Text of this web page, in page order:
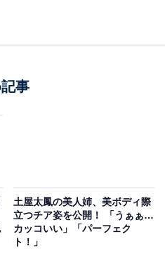
事
土屋太鳳の美人姉、美ボディ際
立つチア姿を公開！ 「うぁぁ…
カッコいい」「パーフェク
ト！」